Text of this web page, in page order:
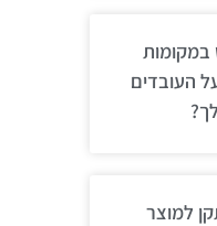
העובדים
למוצר